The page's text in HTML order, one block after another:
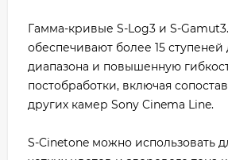
Гамма-кривые S-Log3 и S-
обеспечивают более 15
диапазона и повышенную
постобработки, включая
других камер Sony Cinema Line.
S-Cinetone можно использовать